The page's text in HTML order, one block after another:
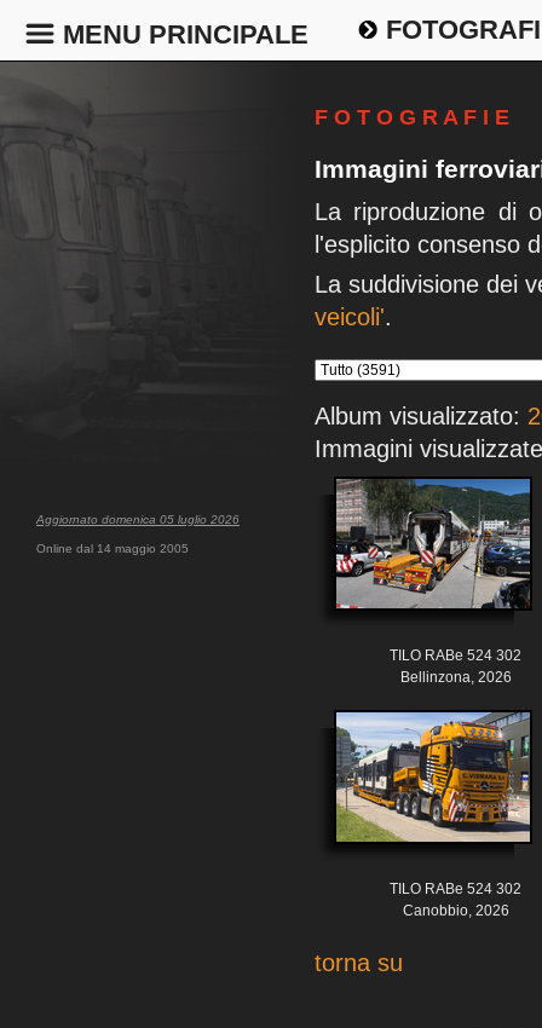
MENU PRINCIPALE
Aggiornato domenica 05 luglio 2026
Online dal 14 maggio 2005
F O T O G R A F I E
Immagini
La riproduzione di
l'esplicito consenso
La suddivisione dei
veicoli'.
Album visualizzato:
Immagini
TILO RABe 524 302
Bellinzona, 2026
TILO RABe 524 302
Canobbio, 2026
torna su